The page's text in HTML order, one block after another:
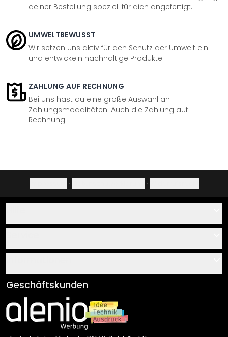
deiner Bestellung speziell für dich angefertigt.
UMWELTBEWUSST
Wir setzen uns aktiv für den Schutz der Umwelt ein
und entwickeln nachhaltige Produkte.
ZAHLUNG AUF RECHNUNG
Bei uns hast du eine große Auswahl an
Zahlungsmodalitäten. Auch die Zahlung auf
Rechnung.
· ·
Über uns
Klebe- und Montageanleitungen
Newsletter An-/Abmeldung
Sendungsverfolgung
AGB
Impressum
Versand & Zahlung
Rücksendung
Geschäftskunden